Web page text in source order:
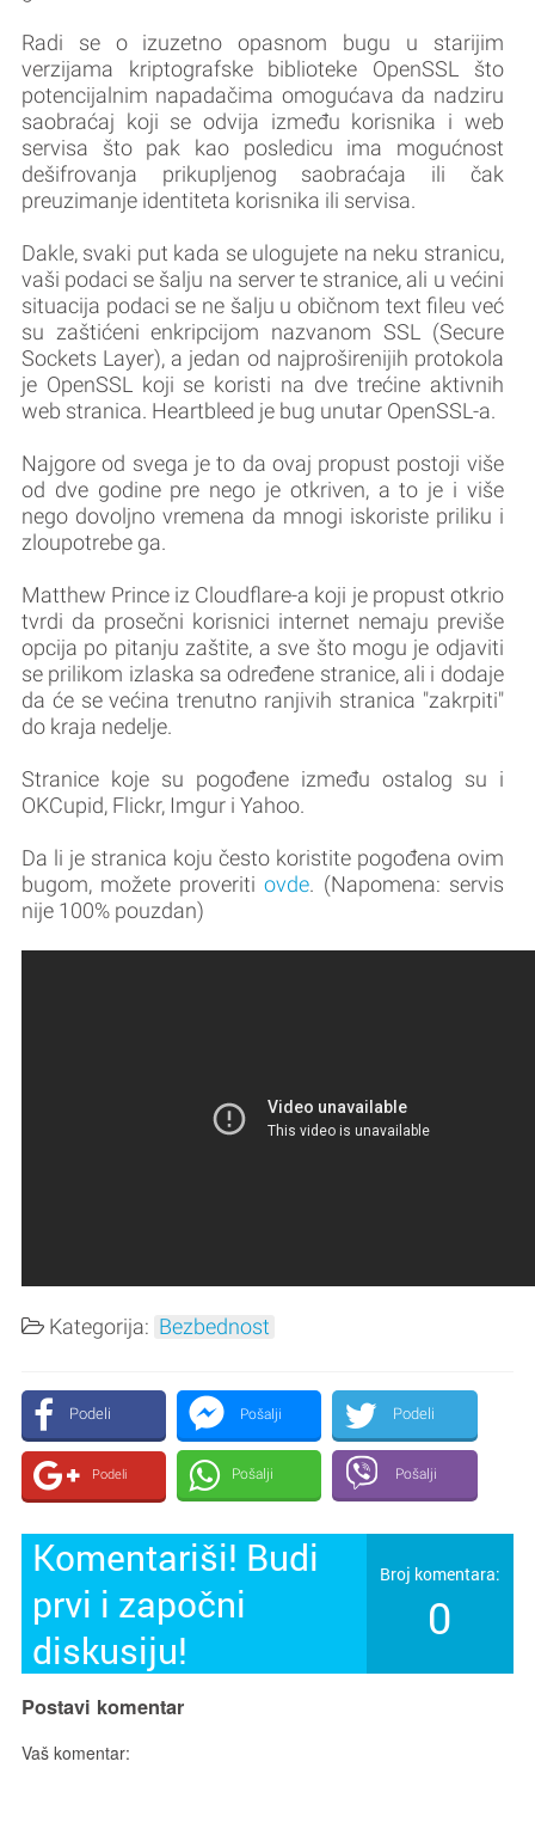
Radi se o izuzetno opasnom bugu u starijim
verzijama kriptografske biblioteke OpenSSL što
potencijalnim napadačima omogućava da nadziru
saobraćaj koji se odvija između korisnika i web
servisa što pak kao posledicu ima mogućnost
dešifrovanja prikupljenog saobraćaja ili čak
preuzimanje identiteta korisnika ili servisa.
Dakle, svaki put kada se ulogujete na neku stranicu,
vaši podaci se šalju na server te stranice, ali u većini
situacija podaci se ne šalju u običnom text fileu već
su zaštićeni enkripcijom nazvanom SSL (Secure
Sockets Layer), a jedan od najproširenijih protokola
je OpenSSL koji se koristi na dve trećine aktivnih
web stranica. Heartbleed je bug unutar OpenSSL-a.
Najgore od svega je to da ovaj propust postoji više
od dve godine pre nego je otkriven, a to je i više
nego dovoljno vremena da mnogi iskoriste priliku i
zloupotrebe ga.
Matthew Prince iz Cloudflare-a koji je propust otkrio
tvrdi da prosečni korisnici internet nemaju previše
opcija po pitanju zaštite, a sve što mogu je odjaviti
se prilikom izlaska sa određene stranice, ali i dodaje
da će se većina trenutno ranjivih stranica "zakrpiti"
do kraja nedelje.
Stranice koje su pogođene između ostalog su i
OKCupid, Flickr, Imgur i Yahoo.
Da li je stranica koju često koristite pogođena ovim
bugom, možete proveritiovde. (Napomena: servis
nije 100% pouzdan)
Kategorija: Bezbednost
Podeli Pošalji Podeli
Podeli Pošalji Pošalji
Komentariši! Budi
prvi i započni
diskusiju!
Broj komentara:
0
Postavi komentar
Vaš komentar: